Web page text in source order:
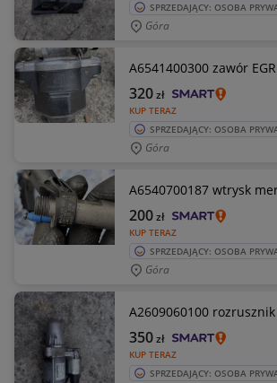
SPRZEDAJĄCY: OSOBA
Góra
A6541400300 zawór
KUP TERAZ
320zł
SPRZEDAJĄCY: OSOBA
Góra
A6540700187 wtrysk
KUP TERAZ
200zł
SPRZEDAJĄCY: OSOBA
Góra
A2609060100
KUP TERAZ
350zł
SPRZEDAJĄCY: OSOBA